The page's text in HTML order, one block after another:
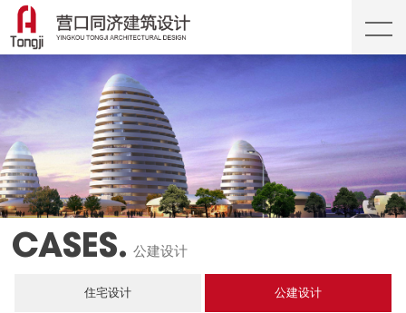
CASES. 公建设计
住宅设计 公建设计